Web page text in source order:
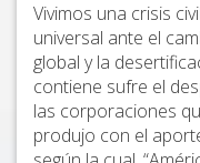
Vivimos una crisis
universal ante el
global y la
contiene sufre el
las corporaciones
produjo con el